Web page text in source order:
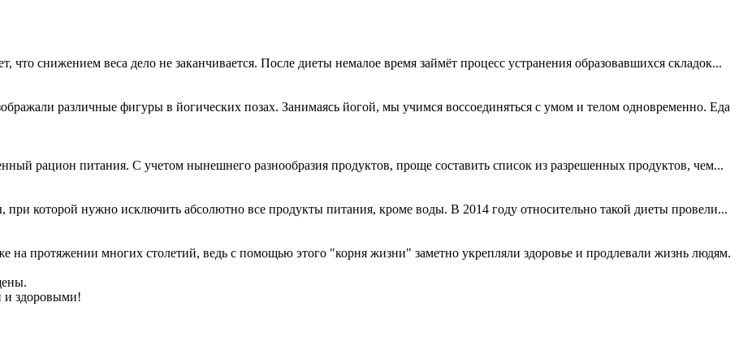
снижением веса дело не заканчивается. После диеты немалое время займёт процесс устранения образовавшихся складок...
различные фигуры в йогических позах. Занимаясь йогой, мы учимся воссоединяться с умом и телом одновременно. Еда
рацион питания. С учетом нынешнего разнообразия продуктов, проще составить список из разрешенных продуктов, чем...
которой нужно исключить абсолютно все продукты питания, кроме воды. В 2014 году относительно такой диеты провели...
протяжении многих столетий, ведь с помощью этого "корня жизни" заметно укрепляли здоровье и продлевали жизнь людям.
и здоровыми!